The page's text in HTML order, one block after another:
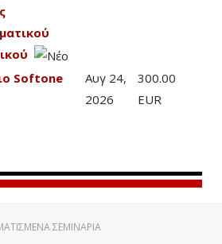
Softone
Αυγ 24,
2026
300.00
EUR
ΣΕΜΙΝΆΡΙΑ